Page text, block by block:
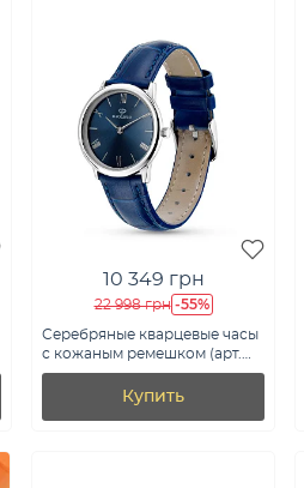
10 349 грн
22 998 грн -55%
Серебряные кварцевые часы
с кожаным ремешком (арт.
7526/333ин)
Купить